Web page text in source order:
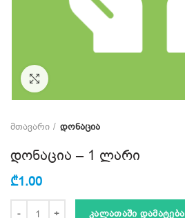
მთავარი დონაცია
დონაცია – 1 ლარი
₾1.00
ᲙᲐᲚᲐᲗᲐᲨᲘ ᲓᲐᲛᲐᲢᲔᲑᲐ